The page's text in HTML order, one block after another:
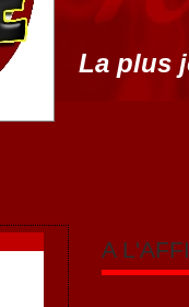
La plus
A